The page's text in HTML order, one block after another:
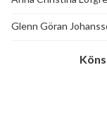
Glenn Göran